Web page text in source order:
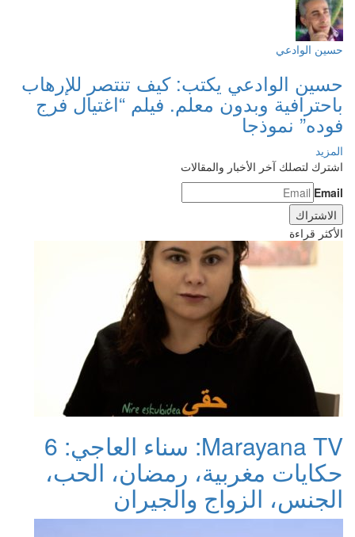
حسين الوادعي
حسين الوادعي يكتب: كيف تنتصر للإرهاب
باحترافية وبدون معلم. فيلم “اغتيال فرج
فوده” نموذجا
المزيد
اشترك لتصلك آخر الأخبار والمقالات
Email
الأكثر قراءة
Marayana TV: سناء العاجي: 6
حكايات مغربية، رمضان، الحب،
الجنس، الزواج والجيران